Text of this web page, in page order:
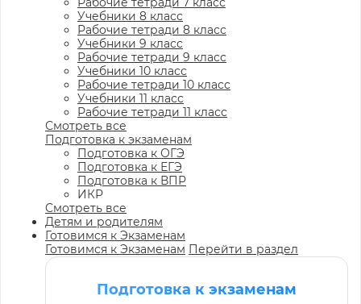
Учебники 8 класс
Рабочие тетради 8 класс
Учебники 9 класс
Рабочие тетради 9 класс
Учебники 10 класс
Рабочие тетради 10 класс
Учебники 11 класс
Рабочие тетради 11 класс
Смотреть все
Подготовка к экзаменам
Подготовка к ОГЭ
Подготовка к ЕГЭ
Подготовка к ВПР
ИКР
Смотреть все
Детям и родителям
Готовимся к Экзаменам
Готовимся к Экзаменам Перейти в раздел
Подготовка к экзаменам